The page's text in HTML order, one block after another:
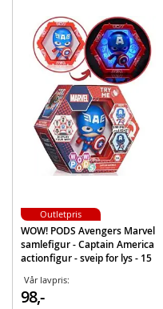
Inneholder:
1 WOW! PODS Hulk samlefigur
Detaljer:
Mål: 15 x 5,3 x 15 cm
Batteribehov: 3 x AAA (inkludert)
Alder: fra 3 år
EAN
Merke
WOW! PODS Avengers Marvel
samlefigur - Captain America
actionfigur - sveip for lys - 15
Vår lavpris:
98,-
Outletpris